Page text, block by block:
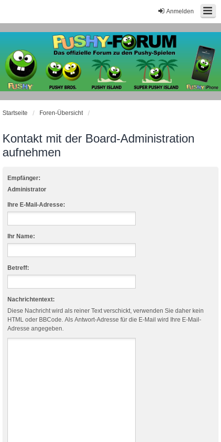
Anmelden
Startseite Foren-Übersicht
Kontakt mit der Board-Administration
aufnehmen
Empfänger:
Administrator
Ihre E-Mail-Adresse:
Ihr Name:
Betreff:
Nachrichtentext:
Diese Nachricht wird als reiner Text verschickt, verwenden Sie daher kein
HTML oder BBCode. Als Antwort-Adresse für die E-Mail wird Ihre E-Mail-
Adresse angegeben.